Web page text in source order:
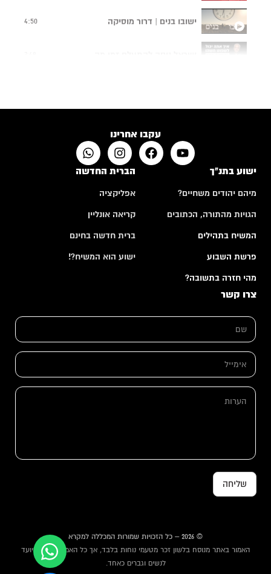
ישובו בנים | דרור מוסיקה 4:50
עקבו אחרינו
ישוע בתנ"ך
מיהם יהודים משחיים?
הגויות מהתורה, הכתובים
המשיח בתהילים
פרשת השבוע
מהי חזרה בתשובה?
הברית החדשה
אפליקציה
קריאה אונליין
ברית חדשה בחינם
ישוע הוא המשיח?!
צרו קשר
ם
ש
ם
ש
*
א
מ
י
ה
שליחה
© 2026 – כל הזכויות שמורות המכללה למקרא
האמור באתר מנוסח בלשון זכר מטעמי נוחות בלבד, אך כל האמור באתר מיועד
לנשים וגברים כאחד.